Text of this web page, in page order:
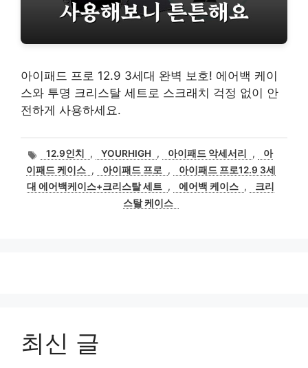
아이패드 프로 12.9 3세대 완벽 보호! 에어백 케이
스와 투명 크리스탈 세트로 스크래치 걱정 없이 안
전하게 사용하세요.
태
그
12.9인치 , YOURHIGH , 아이패드 악세서리 ,
아
이패드 케이스 , 아이패드 프로 ,
아이패드 프로12.9 3세
대 에어백케이스+크리스탈 세트 , 에어백 케이스 ,
크리
스탈 케이스
최신 글